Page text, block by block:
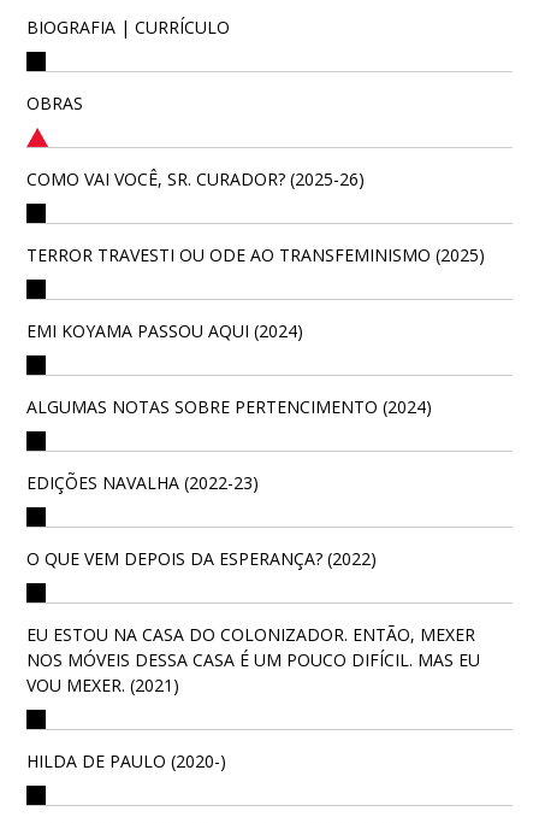
BIOGRAFIA | CURRÍCULO
OBRAS
COMO VAI VOCÊ, SR. CURADOR? (2025-26)
TERROR TRAVESTI OU ODE AO TRANSFEMINISMO (2025)
EMI KOYAMA PASSOU AQUI (2024)
ALGUMAS NOTAS SOBRE PERTENCIMENTO (2024)
EDIÇÕES NAVALHA (2022-23)
O QUE VEM DEPOIS DA ESPERANÇA? (2022)
EU ESTOU NA CASA DO COLONIZADOR. ENTÃO, MEXER
NOS MÓVEIS DESSA CASA É UM POUCO DIFÍCIL. MAS EU
VOU MEXER. (2021)
HILDA DE PAULO (2020-)